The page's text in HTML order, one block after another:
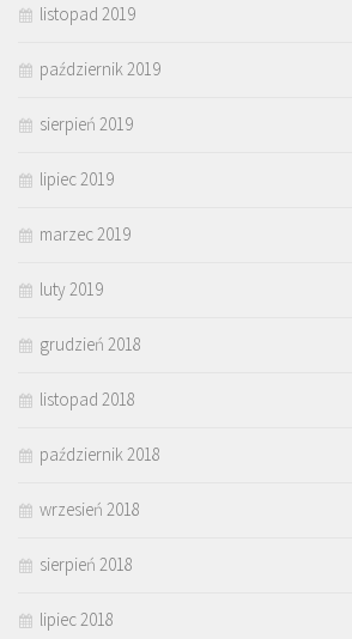
listopad 2019
październik 2019
sierpień 2019
lipiec 2019
marzec 2019
luty 2019
grudzień 2018
listopad 2018
październik 2018
wrzesień 2018
sierpień 2018
lipiec 2018